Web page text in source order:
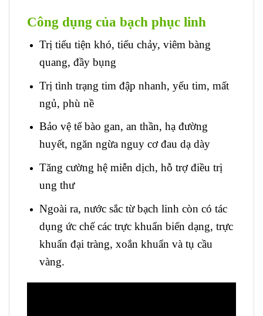
Công dụng của bạch phục linh
Trị tiểu tiện khó, tiểu chảy, viêm bàng
quang, đầy bụng
Trị tình trạng tim đập nhanh, yếu tim, mất
ngủ, phù nề
Bảo vệ tế bào gan, an thần, hạ đường
huyết, ngăn ngừa nguy cơ đau dạ dày
Tăng cường hệ miễn dịch, hỗ trợ điều trị
ung thư
Ngoài ra, nước sắc từ bạch linh còn có tác
dụng ức chế các trực khuẩn biến dạng, trực
khuẩn đại tràng, xoắn khuẩn và tụ cầu
vàng.